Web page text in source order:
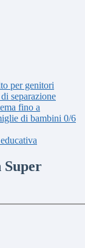
per genitori
separazione
fino a
di bambini 0/6